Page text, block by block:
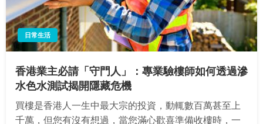
日常生活
香港業主必請「守門人」：專業驗樓師如何透過滲
水色水測試揭開隱藏危機
買樓是香港人一生中最大宗的投資，動輒數百萬甚至上
千萬，但您有沒有想過，當您滿心歡喜準備收樓時，一